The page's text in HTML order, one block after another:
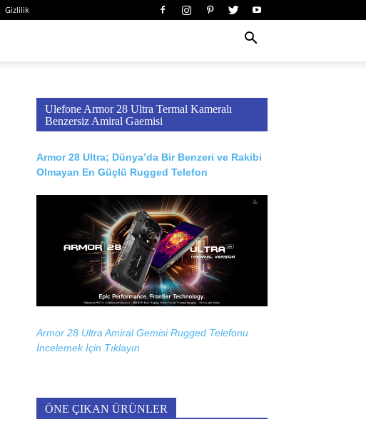
Gizlilik
Ulefone Armor 28 Ultra Termal Kameralı
Benzersiz Amiral Gaemisi
Armor 28 Ultra; Dünya’da Bir Benzeri ve Rakibi
Olmayan En Güçlü Rugged Telefon
Armor 28 Ultra Amiral Gemisi Rugged Telefonu
İncelemek İçin Tıklayın
ÖNE ÇIKAN ÜRÜNLER